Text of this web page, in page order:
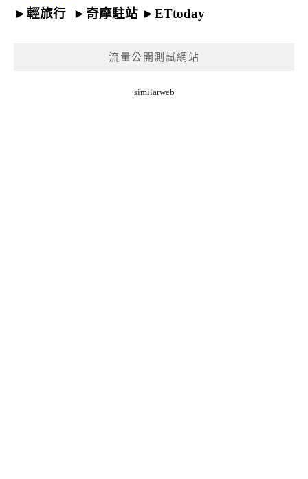
►輕旅行 ► 奇摩駐站 ►ETtoday
流量公開測試網站
similarweb